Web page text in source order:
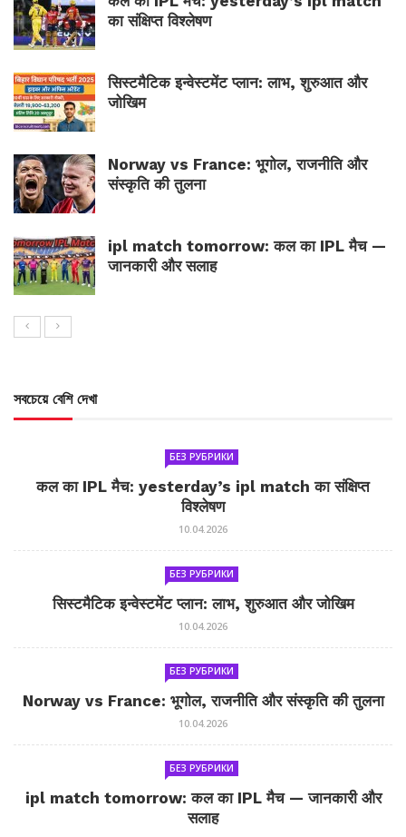
का संक्षिप्त विश्लेषण
सिस्टमैटिक इन्वेस्टमेंट प्लान: लाभ, शुरुआत और
जोखिम
Norway vs France: भूगोल, राजनीति और
संस्कृति की तुलना
ipl match tomorrow: कल का IPL मैच —
जानकारी और सलाह
সবচেয়ে বেশি দেখা
БЕЗ РУБРИКИ
कल का IPL मैच: yesterday’s ipl match का संक्षिप्त
विश्लेषण
10.04.2026
БЕЗ РУБРИКИ
सिस्टमैटिक इन्वेस्टमेंट प्लान: लाभ, शुरुआत और जोखिम
10.04.2026
БЕЗ РУБРИКИ
Norway vs France: भूगोल, राजनीति और संस्कृति की तुलना
10.04.2026
БЕЗ РУБРИКИ
ipl match tomorrow: कल का IPL मैच — जानकारी और
सलाह